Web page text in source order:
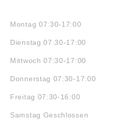
Montag 07:30-17:00
Dienstag 07:30-17:00
Mittwoch 07:30-17:00
Donnerstag 07:30-17:00
Freitag 07:30-16:00
Samstag Geschlossen